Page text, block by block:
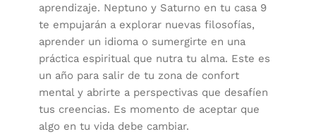
aprendizaje. Neptuno y Saturno en tu casa 9
te empujarán a explorar nuevas filosofías,
aprender un idioma o sumergirte en una
práctica espiritual que nutra tu alma. Este es
un año para salir de tu zona de confort
mental y abrirte a perspectivas que desafíen
tus creencias. Es momento de aceptar que
algo en tu vida debe cambiar.